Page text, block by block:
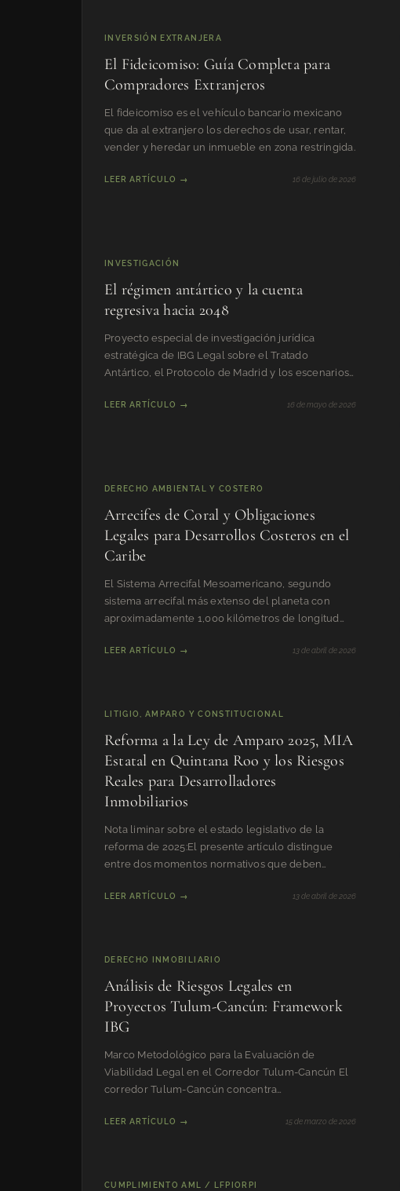
INVERSIÓN EXTRANJERA
El Fideicomiso: Guía Completa para
Compradores Extranjeros
El fideicomiso es el vehículo bancario mexicano
que da al extranjero los derechos de usar, rentar,
vender y heredar un inmueble en zona restringida.
LEER ARTÍCULO → 16 de julio de 2026
INVESTIGACIÓN
El régimen antártico y la cuenta
regresiva hacia 2048
Proyecto especial de investigación jurídica
estratégica de IBG Legal sobre el Tratado
Antártico, el Protocolo de Madrid y los escenarios
régimen, sus motivos históricos, su evolución y sus
LEER ARTÍCULO → 16 de mayo de 2026
DERECHO AMBIENTAL Y COSTERO
Arrecifes de Coral y Obligaciones
Legales para Desarrollos Costeros en el
Caribe
El Sistema Arrecifal Mesoamericano, segundo
sistema arrecifal más extenso del planeta con
aproximadamente 1,000 kilómetros de longitud
LEER ARTÍCULO → 13 de abril de 2026
LITIGIO, AMPARO Y CONSTITUCIONAL
Reforma a la Ley de Amparo 2025, MIA
Estatal en Quintana Roo y los Riesgos
Reales para Desarrolladores
Inmobiliarios
Nota liminar sobre el estado legislativo de la
reforma de 2025:El presente artículo distingue
entre dos momentos normativos que deben
LEER ARTÍCULO → 13 de abril de 2026
DERECHO INMOBILIARIO
Análisis de Riesgos Legales en
Proyectos Tulum-Cancún: Framework
IBG
Marco Metodológico para la Evaluación de
Viabilidad Legal en el Corredor Tulum-Cancún El
corredor Tulum-Cancún concentra
LEER ARTÍCULO → 15 de marzo de 2026
CUMPLIMIENTO AML / LFPIORPI